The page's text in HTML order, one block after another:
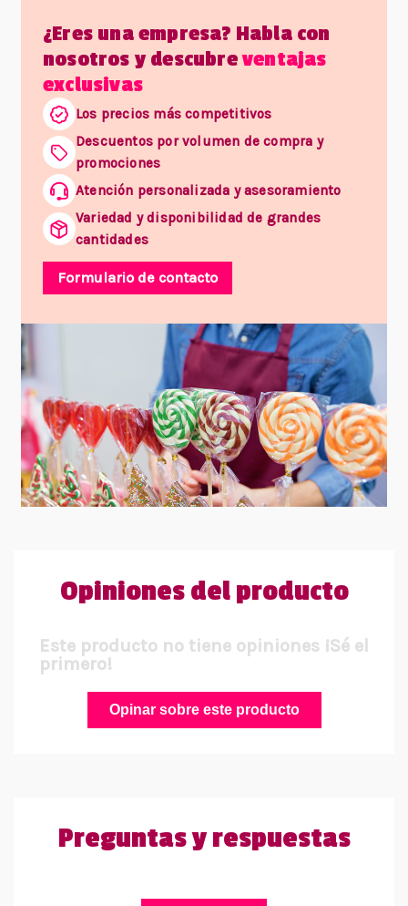
¿Eres una empresa? Habla con
nosotros y descubreventajas
exclusivas
Los precios más competitivos
Descuentos por volumen de compra y
promociones
Atención personalizada y asesoramiento
Variedad y disponibilidad de grandes
cantidades
Formulario de contacto
Opiniones del producto
Este producto no tiene opiniones ¡Sé el
primero!
Opinar sobre este producto
Preguntas y respuestas